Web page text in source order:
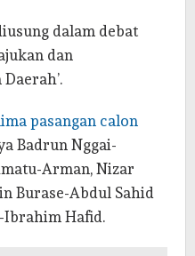
dalam debat
dan
pasangan calon
Badrun Nggai-
Arman, Nizar
Burase-Abdul Sahid
Hafid.